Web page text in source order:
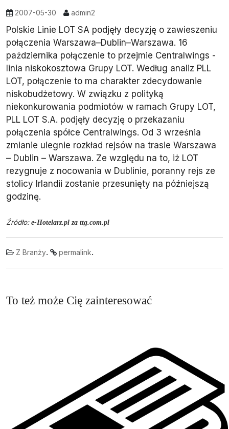
2007-05-30 admin2
Polskie Linie LOT SA podjęły decyzję o zawieszeniu
połączenia Warszawa–Dublin–Warszawa. 16
października połączenie to przejmie Centralwings -
linia niskokosztowa Grupy LOT. Według analiz PLL
LOT, połączenie to ma charakter zdecydowanie
niskobudżetowy. W związku z polityką
niekonkurowania podmiotów w ramach Grupy LOT,
PLL LOT S.A. podjęły decyzję o przekazaniu
połączenia spółce Centralwings. Od 3 września
zmianie ulegnie rozkład rejsów na trasie Warszawa
– Dublin – Warszawa. Ze względu na to, iż LOT
rezygnuje z nocowania w Dublinie, poranny rejs ze
stolicy Irlandii zostanie przesunięty na późniejszą
godzinę.
Źródło: e-Hotelarz.pl za ttg.com.pl
Z Branży. permalink.
To też może Cię zainteresować